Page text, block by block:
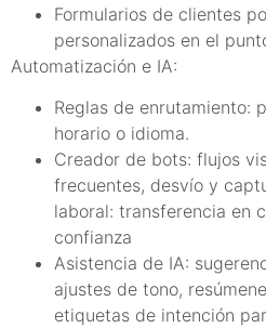
Formularios de clientes
personalizados en el
Automatización e IA:
Reglas de enrutamiento:
horario o idioma.
Creador de bots: flujos
frecuentes, desvío y
laboral: transferencia en
confianza
Asistencia de IA:
ajustes de tono,
etiquetas de intención